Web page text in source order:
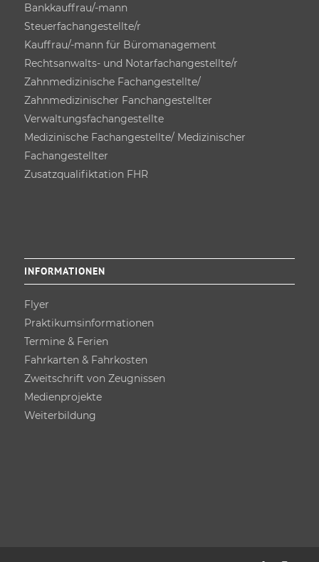
Bankkauffrau/-mann
Steuerfach­angestellte/r
Kauffrau/-mann für Büro­management
Rechtsanwalts- und Notarfach­angestellte/r
Zahnmedizinische Fachangestellte/
Zahnmedizinischer Fanchangestellter
Verwaltungsfach­angestellte
Medizinische Fachangestellte/ Medizinischer
Fachangestellter
Zusatz­qualifiktation FHR
INFORMATIONEN
Flyer
Praktikums­informationen
Termine & Ferien
Fahrkarten & Fahrkosten
Zweitschrift von Zeugnissen
Medienprojekte
Weiterbildung